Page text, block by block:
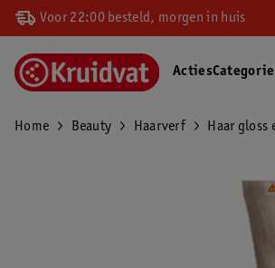
Voor 22:00 besteld, morgen in huis
Acties
Home Beauty Haarverf Haar gloss